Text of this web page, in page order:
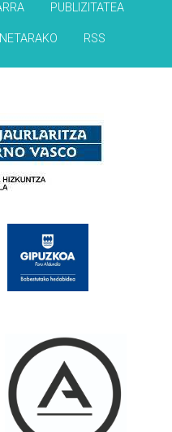
PUBLIZITATEA
RSS